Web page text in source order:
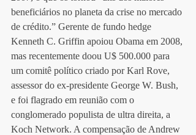
beneficiários no planeta da crise no mercado
de crédito.” Gerente de fundo hedge
Kenneth C. Griffin apoiou Obama em 2008,
mas recentemente doou U$ 500.000 para
um comitê político criado por Karl Rove,
assessor do ex-presidente George W. Bush,
e foi flagrado em reunião com o
conglomerado populista de ultra direita, a
Koch Network. A compensação de Andrew